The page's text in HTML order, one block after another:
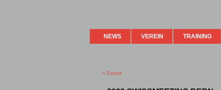
NEWS VEREIN TRAINING
> Zurück